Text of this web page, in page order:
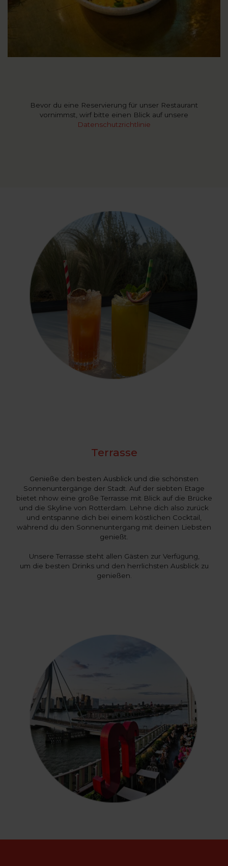
Bevor du eine Reservierung für unser Restaurant
vornimmst, wirf bitte einen Blick auf unsere
Datenschutzrichtlinie
Terrasse
Genieße den besten Ausblick und die schönsten
Sonnenuntergänge der Stadt. Auf der siebten Etage
bietet nhow eine große Terrasse mit Blick auf die Brücke
und die Skyline von Rotterdam. Lehne dich also zurück
und entspanne dich bei einem köstlichen Cocktail,
während du den Sonnenuntergang mit deinen Liebsten
genießt.
Unsere Terrasse steht allen Gästen zur Verfügung,
um die besten Drinks und den herrlichsten Ausblick zu
genießen.